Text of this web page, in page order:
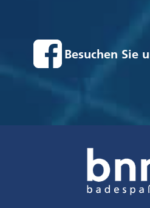
Besuchen Sie